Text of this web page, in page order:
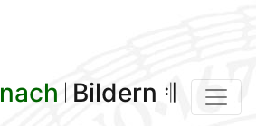
nach 𝄀 Bildern 𝄇